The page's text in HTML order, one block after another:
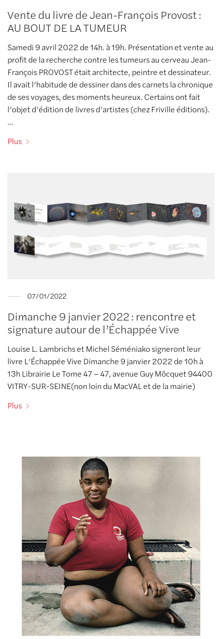
Vente du livre de Jean-François Provost :
AU BOUT DE LA TUMEUR
Samedi 9 avril 2022 de 14h. à 19h. Présentation et vente au
profit de la recherche contre les tumeurs au cerveau Jean-
François PROVOST était architecte, peintre et dessinateur.
Il avait l’habitude de dessiner dans des carnets la chronique
de ses voyages, des moments heureux. Certains ont fait
l’objet d’édition de livres d’artistes (chez Friville éditions).
…
Plus
07/01/2022
Dimanche 9 janvier 2022 : rencontre et
signature autour de l’Échappée Vive
Louise L. Lambrichs et Michel Séméniako signeront leur
livre L’Échappée Vive Dimanche 9 janvier 2022 de 10h à
13h Librairie Le Tome 47 – 47, avenue Guy Môcquet 94400
VITRY-SUR-SEINE(non loin du MacVAL et de la mairie)
Plus